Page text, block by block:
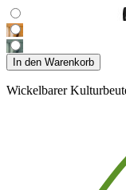
In den Warenkorb
Wickelbarer